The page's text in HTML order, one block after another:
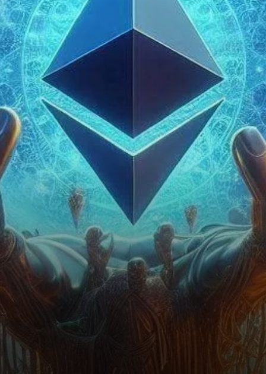
Ethereum (ETH) s’est
démarqué comme un acteur
majeur, avec le nombre
d’adresses d’accumulation
grimpant de 11,5 millions en
janvier 2024…